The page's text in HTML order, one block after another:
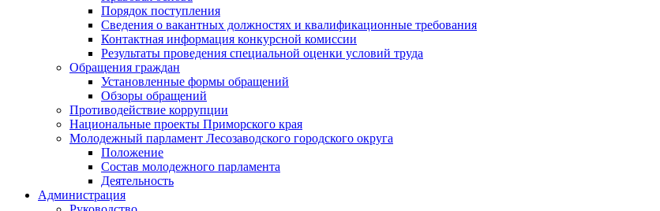
Порядок поступления
Сведения о вакантных должностях и квалификационные требования
Контактная информация конкурсной комиссии
Результаты проведения специальной оценки условий труда
Обращения граждан
Установленные формы обращений
Обзоры обращений
Противодействие коррупции
Национальные проекты Приморского края
Молодежный парламент Лесозаводского городского округа
Положение
Состав молодежного парламента
Деятельность
Администрация